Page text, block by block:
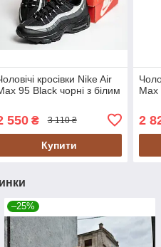
кросівки Nike Air
95 Black чорні з білим
550₴ 3 110 ₴
Купити
Max
2
–25%